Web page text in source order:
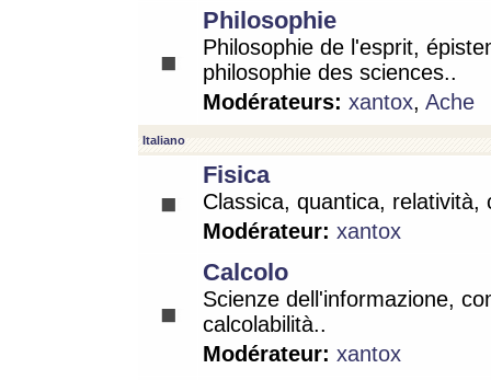
Philosophie
Philosophie de l'esprit,
philosophie des sciences..
Modérateurs: xantox, Ache
Italiano
Fisica
Classica, quantica, relatività,
Modérateur: xantox
Calcolo
Scienze dell'informazione,
calcolabilità..
Modérateur: xantox